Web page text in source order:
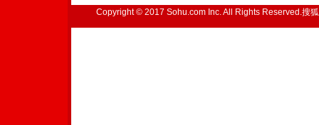
Copyright © 2017 Sohu.com Inc. All Rights Reserved.搜